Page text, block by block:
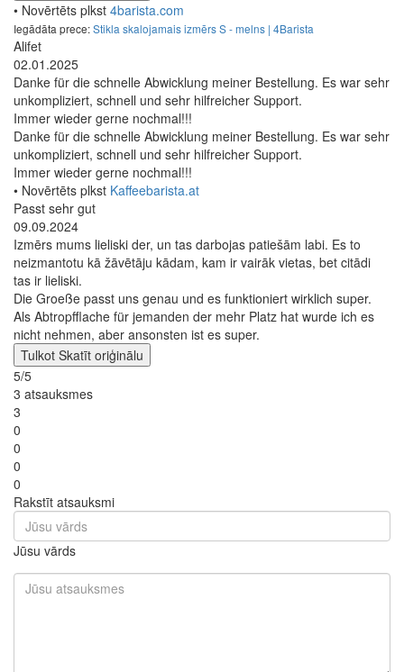
• Novērtēts plkst 4barista.com
Iegādāta prece:Stikla skalojamais izmērs S - melns | 4Barista
Alifet
02.01.2025
Danke für die schnelle Abwicklung meiner Bestellung. Es war sehr
unkompliziert, schnell und sehr hilfreicher Support.
Immer wieder gerne nochmal!!!
Danke für die schnelle Abwicklung meiner Bestellung. Es war sehr
unkompliziert, schnell und sehr hilfreicher Support.
Immer wieder gerne nochmal!!!
• Novērtēts plkst Kaffeebarista.at
Passt sehr gut
09.09.2024
Izmērs mums lieliski der, un tas darbojas patiešām labi. Es to
neizmantotu kā žāvētāju kādam, kam ir vairāk vietas, bet citādi
tas ir lieliski.
Die Groeße passt uns genau und es funktioniert wirklich super.
Als Abtropfflache für jemanden der mehr Platz hat wurde ich es
nicht nehmen, aber ansonsten ist es super.
Tulkot Skatīt oriģinālu
5/5
3 atsauksmes
3
0
0
0
0
Rakstīt atsauksmi
Jūsu vārds